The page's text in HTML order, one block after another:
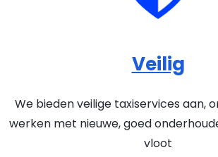
Veilig
We bieden veilige taxiservices aan,
werken met nieuwe, goed
vloot